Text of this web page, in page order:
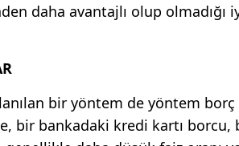
daha avantajlı olup olmadığı
bir yöntem de yöntem
bir bankadaki kredi kartı borcu,